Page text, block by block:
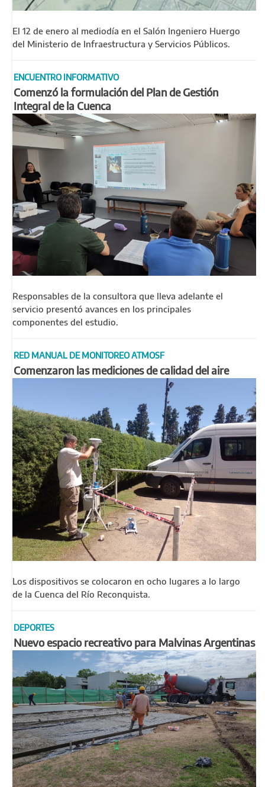
El 12 de enero al mediodía en el Salón Ingeniero Huergo
del Ministerio de Infraestructura y Servicios Públicos.
ENCUENTRO INFORMATIVO
Comenzó la formulación del Plan de Gestión
Integral de la Cuenca
Responsables de la consultora que lleva adelante el
servicio presentó avances en los principales
componentes del estudio.
RED MANUAL DE MONITOREO ATMOSF
Comenzaron las mediciones de calidad del aire
Los dispositivos se colocaron en ocho lugares a lo largo
de la Cuenca del Río Reconquista.
DEPORTES
Nuevo espacio recreativo para Malvinas Argentinas